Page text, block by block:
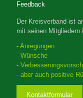
Feedback
Der Kreisverband ist
mit seinen Mitgliedern
- Anregungen
- Wünsche
-
- aber auch positive
Kontaktformular